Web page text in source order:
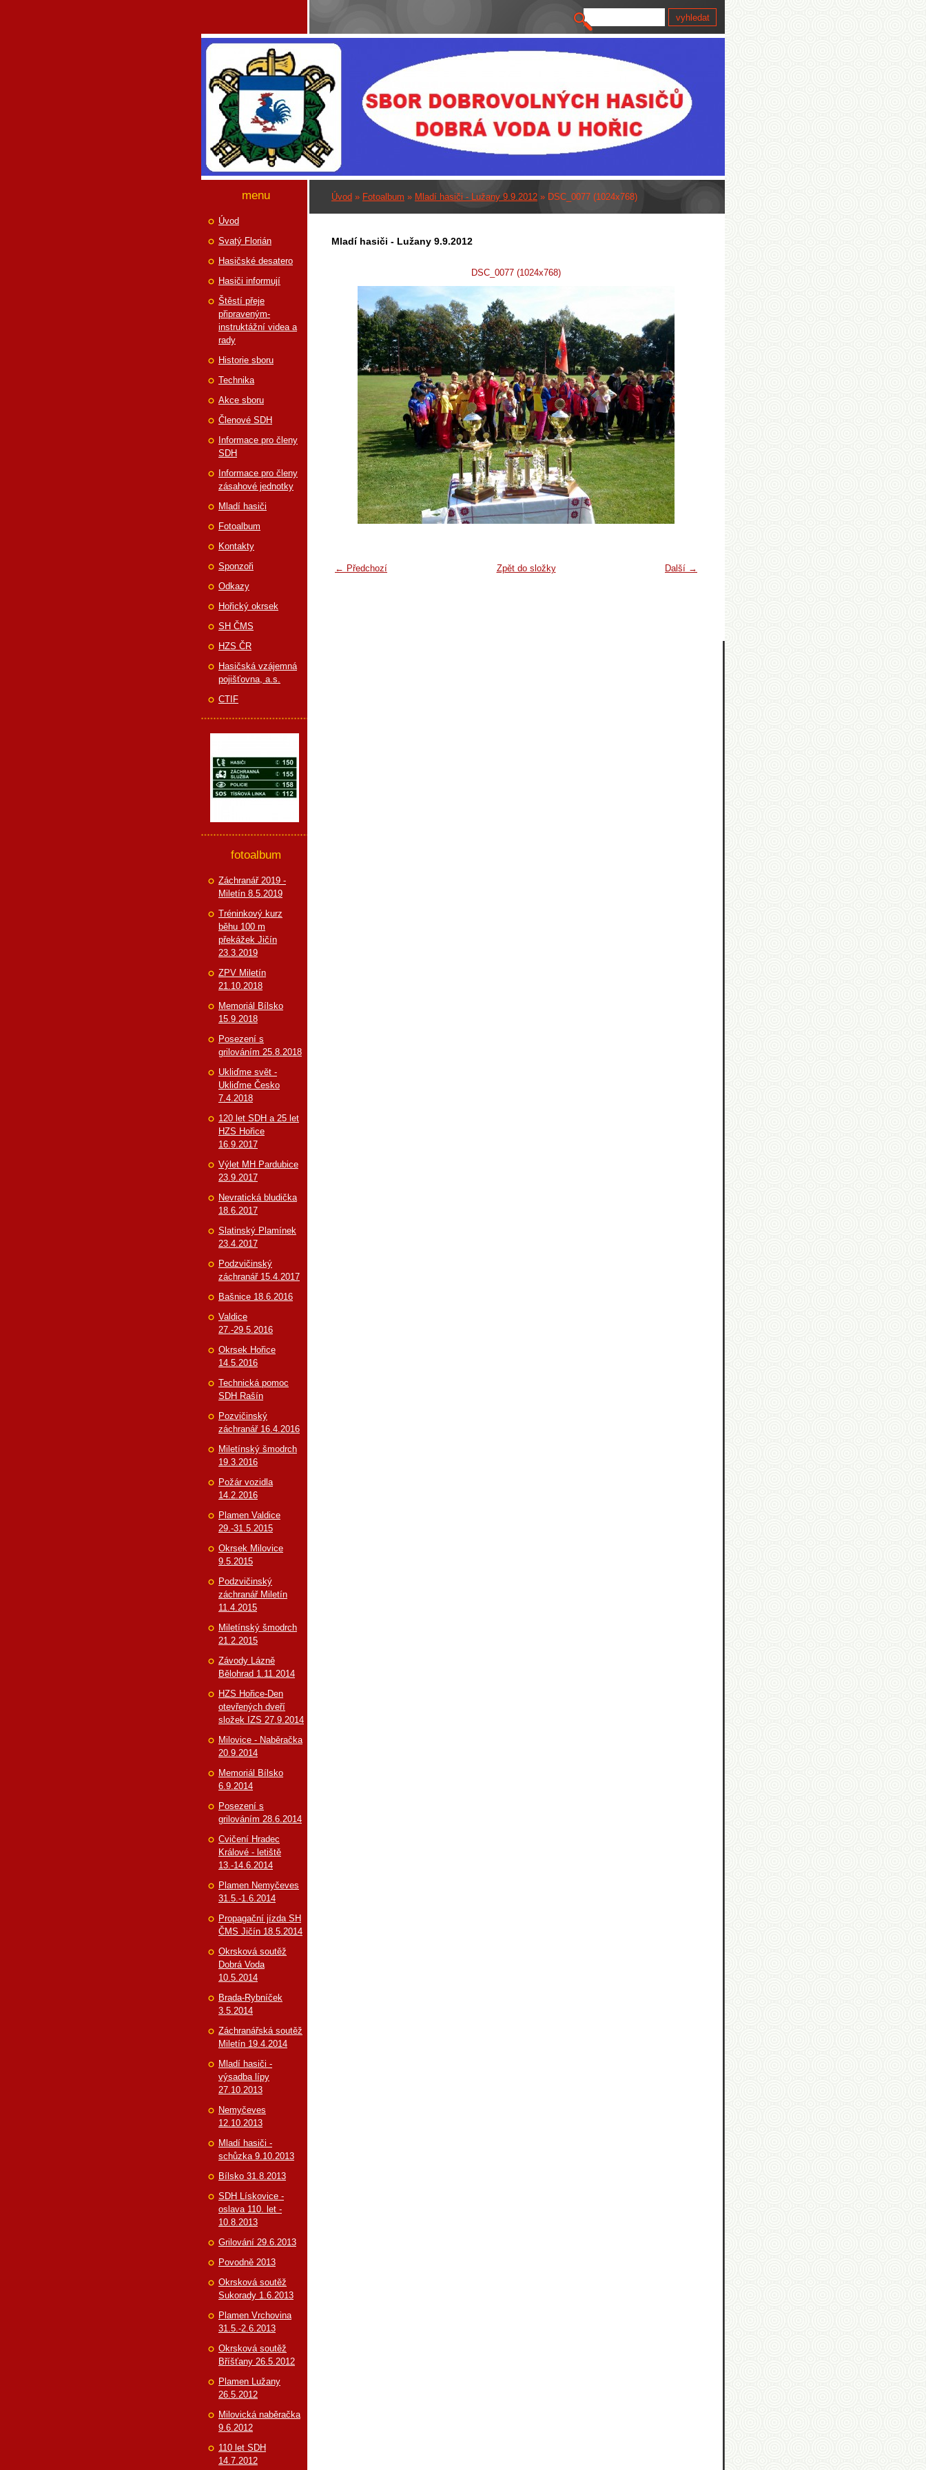
Úvod » Fotoalbum » Mladí hasiči - Lužany 9.9.2012 » DSC_0077 (1024x768)
Mladí hasiči - Lužany 9.9.2012
DSC_0077 (1024x768)
← Předchozí Další →
Zpět do složky
menu
Úvod
Svatý Florián
Hasičské desatero
Hasiči informují
Štěstí přeje
připraveným-
instruktážní videa a
rady
Historie sboru
Technika
Akce sboru
Členové SDH
Informace pro členy
SDH
Informace pro členy
zásahové jednotky
Mladí hasiči
Fotoalbum
Kontakty
Sponzoři
Odkazy
Hořický okrsek
SH ČMS
HZS ČR
Hasičská vzájemná
pojišťovna, a.s.
CTIF
fotoalbum
Záchranář 2019 -
Miletín 8.5.2019
Tréninkový kurz
běhu 100 m
překážek Jičín
23.3.2019
ZPV Miletín
21.10.2018
Memoriál Bílsko
15.9.2018
Posezení s
grilováním 25.8.2018
Ukliďme svět -
Ukliďme Česko
7.4.2018
120 let SDH a 25 let
HZS Hořice
16.9.2017
Výlet MH Pardubice
23.9.2017
Nevratická bludička
18.6.2017
Slatinský Plamínek
23.4.2017
Podzvičinský
záchranář 15.4.2017
Bašnice 18.6.2016
Valdice
27.-29.5.2016
Okrsek Hořice
14.5.2016
Technická pomoc
SDH Rašín
Pozvičinský
záchranář 16.4.2016
Miletínský šmodrch
19.3.2016
Požár vozidla
14.2.2016
Plamen Valdice
29.-31.5.2015
Okrsek Milovice
9.5.2015
Podzvičinský
záchranář Miletín
11.4.2015
Miletínský šmodrch
21.2.2015
Závody Lázně
Bělohrad 1.11.2014
HZS Hořice-Den
otevřených dveří
složek IZS 27.9.2014
Milovice - Naběračka
20.9.2014
Memoriál Bílsko
6.9.2014
Posezení s
grilováním 28.6.2014
Cvičení Hradec
Králové - letiště
13.-14.6.2014
Plamen Nemyčeves
31.5.-1.6.2014
Propagační jízda SH
ČMS Jičín 18.5.2014
Okrsková soutěž
Dobrá Voda
10.5.2014
Brada-Rybníček
3.5.2014
Záchranářská soutěž
Miletín 19.4.2014
Mladí hasiči -
výsadba lípy
27.10.2013
Nemyčeves
12.10.2013
Mladí hasiči -
schůzka 9.10.2013
Bílsko 31.8.2013
SDH Lískovice -
oslava 110. let -
10.8.2013
Grilování 29.6.2013
Povodně 2013
Okrsková soutěž
Sukorady 1.6.2013
Plamen Vrchovina
31.5.-2.6.2013
Okrsková soutěž
Bříšťany 26.5.2012
Plamen Lužany
26.5.2012
Milovická naběračka
9.6.2012
110 let SDH
14.7.2012